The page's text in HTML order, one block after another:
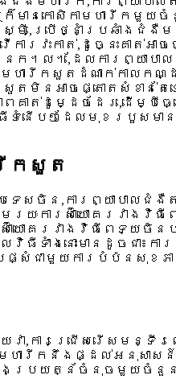
ានកោសិកាមហារីកមួយចំ
ាំរស្មី,ប្រើថ្នាំប្រឆាំងជំងឺ
ះកាត់,ដូច្នេះគាត់អាច
ល។,ដែលការព្យាបាល
ងឺមហារីកសួតដំណាក់កា
មិនអាចផ្តោតសំខាន់តែទ
ាត់ដូម្ដេចដែរ,ដើម្បី
ធីទំនើបៗដែលមុខរបួសម
កសួត
សចិន,ការព្យាបាលជំងឺ
ៈការស៊ាំយោគរវាងវិ
គរវាងវិធីពេទ្យចិន
ធីទាំងនោះមានដូចជា៖ក
សំជាមួយការបំប៉នសុខភ
ាមួយវា,ការជ្រើសរើសម
ែកមហារីកនឹងផ្ដល់អនុ
ងប្រយត្ន័ចំនុចមួយចំនួន